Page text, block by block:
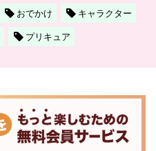
おでかけ
キャラクター
プリキュア